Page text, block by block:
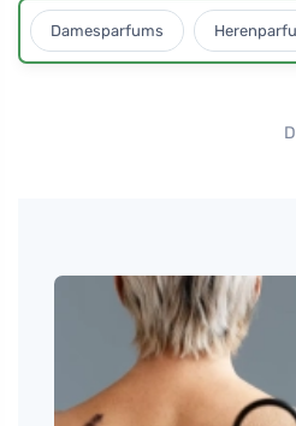
Damesparfums